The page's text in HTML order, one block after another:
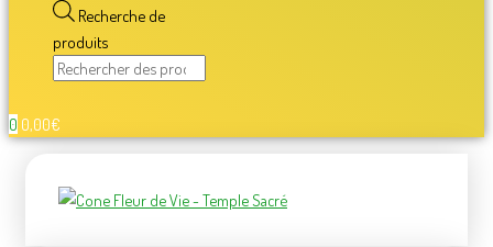
Recherche de
produits
0 0,00€